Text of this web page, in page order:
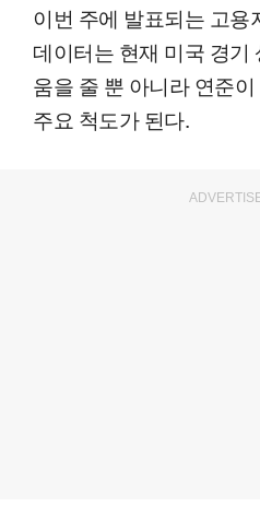
이번 주에 발표되는 고
데이터는 현재 미국 경기
움을 줄 뿐 아니라 연준
주요 척도가 된다.